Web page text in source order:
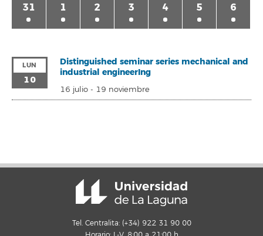
31 1 2 3 4 5 6
LUN
10
Distinguished seminar series mechanical and
industrial engineerIng
16 julio- 19 noviembre
Tel. Centralita: (+34) 922 31 90 00